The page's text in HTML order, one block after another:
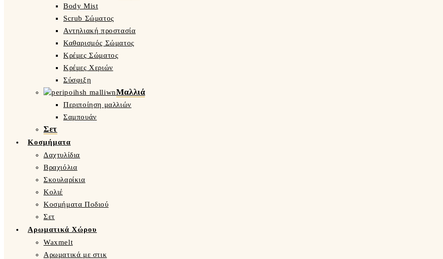
Body Mist
Scrub Σώματος
Αντηλιακή προστασία
Καθαρισμός Σώματος
Κρέμες Σώματος
Κρέμες Χεριών
Σύσφιξη
Μαλλιά
Περιποίηση μαλλιών
Σαμπουάν
Σετ
Κοσμήματα
Δαχτυλίδια
Βραχιόλια
Σκουλαρίκια
Κολιέ
Κοσμήματα Ποδιού
Σετ
Αρωματικά Χώρου
Waxmelt
Αρωματικά με στικ